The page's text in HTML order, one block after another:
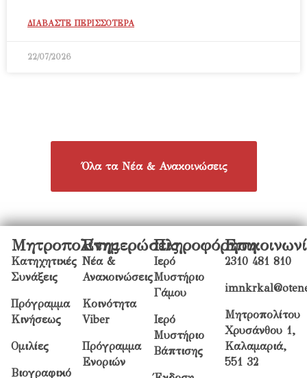
ΔΙΑΒΑΣΤΕ ΠΕΡΙΣΣΟΤΕΡΑ
22/07/2026
Όλα τα Νέα & Ανακοινώσεις
Μητροπολίτης
Κατηχητικές
Συνάξεις
Πρόγραμμα
Κινήσεως
Ομιλίες
Βιογραφικό
Ενημερώσεις
Νέα &
Ανακοινώσεις
Κοινότητα
Viber
Πρόγραμμα
Ενοριών
Πληροφόρηση
Ιερό
Μυστήριο
Γάμου
Ιερό
Μυστήριο
Βάπτισης
2310 481 810
Μητροπολίτου
Χρυσάνθου 1,
Καλαμαριά,
551 32